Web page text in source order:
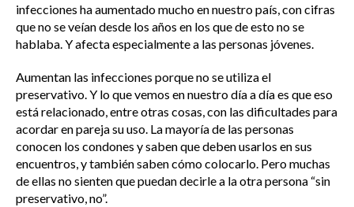
infecciones ha aumentado mucho en nuestro país, con cifras
que no se veían desde los años en los que de esto no se
hablaba. Y afecta especialmente a las personas jóvenes.
Aumentan las infecciones porque no se utiliza el
preservativo. Y lo que vemos en nuestro día a día es que eso
está relacionado, entre otras cosas, con las dificultades para
acordar en pareja su uso. La mayoría de las personas
conocen los condones y saben que deben usarlos en sus
encuentros, y también saben cómo colocarlo. Pero muchas
de ellas no sienten que puedan decirle a la otra persona “sin
preservativo, no”.